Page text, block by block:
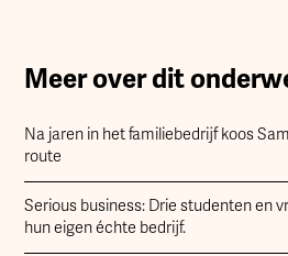
Meer over dit
Na jaren in het familiebedrijf koos
route
Serious business: Drie studenten en
hun eigen échte bedrijf.